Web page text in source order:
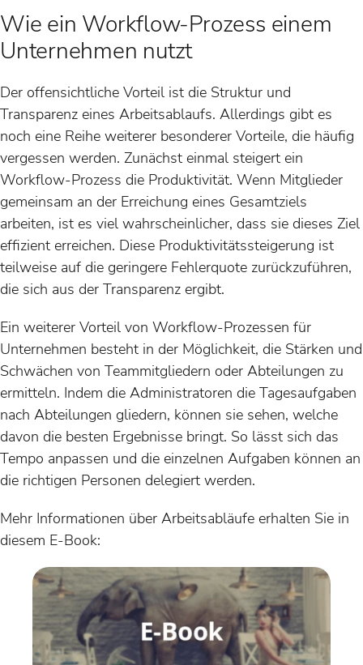
Wie ein Workflow-Prozess einem
Unternehmen nutzt
Der offensichtliche Vorteil ist die Struktur und
Transparenz eines Arbeitsablaufs. Allerdings gibt es
noch eine Reihe weiterer besonderer Vorteile, die häufig
vergessen werden. Zunächst einmal steigert ein
Workflow-Prozess die Produktivität. Wenn Mitglieder
gemeinsam an der Erreichung eines Gesamtziels
arbeiten, ist es viel wahrscheinlicher, dass sie dieses Ziel
effizient erreichen. Diese Produktivitätssteigerung ist
teilweise auf die geringere Fehlerquote zurückzuführen,
die sich aus der Transparenz ergibt.
Ein weiterer Vorteil von Workflow-Prozessen für
Unternehmen besteht in der Möglichkeit, die Stärken und
Schwächen von Teammitgliedern oder Abteilungen zu
ermitteln. Indem die Administratoren die Tagesaufgaben
nach Abteilungen gliedern, können sie sehen, welche
davon die besten Ergebnisse bringt. So lässt sich das
Tempo anpassen und die einzelnen Aufgaben können an
die richtigen Personen delegiert werden.
Mehr Informationen über Arbeitsabläufe erhalten Sie in
diesem E-Book: